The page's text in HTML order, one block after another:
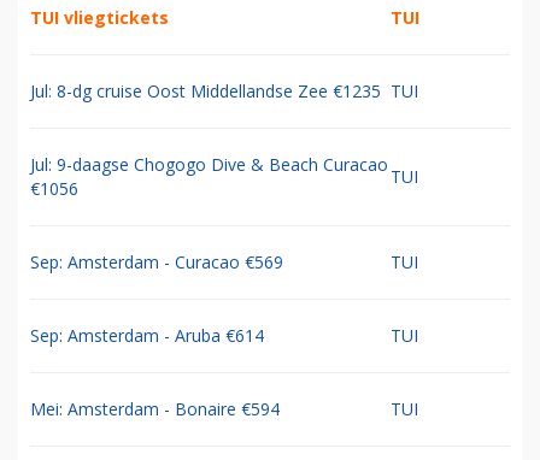
TUI vliegtickets TUI
Jul: 8-dg cruise Oost Middellandse Zee €1235 TUI
Jul: 9-daagse Chogogo Dive & Beach Curacao
€1056
TUI
Sep: Amsterdam - Curacao €569 TUI
Sep: Amsterdam - Aruba €614 TUI
Mei: Amsterdam - Bonaire €594 TUI